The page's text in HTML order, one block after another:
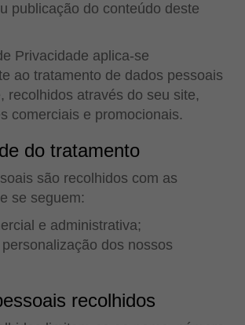
publicação do conteúdo deste
Privacidade aplica-se
ao tratamento de dados pessoais
recolhidos através do seu site,
comerciais e promocionais.
do tratamento
são recolhidos com as
se seguem:
e administrativa;
dos nossos
recolhidos